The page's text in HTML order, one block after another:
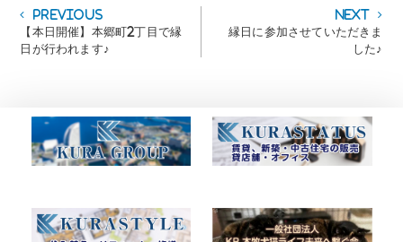
投
稿
ナ
シ
ョ
PreviousPrevious
post:
【本日開催】本郷町2丁目で縁
日が行われます♪
Next
post:
縁日に参加させていただきま
した♪